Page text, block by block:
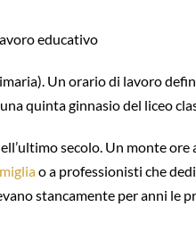
educativo
Un orario di lavoro
quinta ginnasio del liceo
secolo. Un monte
o a professionisti che
stancamente per anni le